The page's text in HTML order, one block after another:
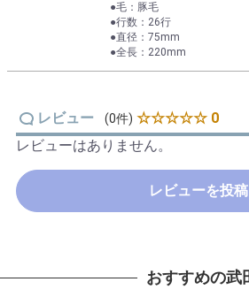
●毛：豚毛
●行数：26行
●直径：75mm
●全長：220mm
レビュー (0件) ☆☆☆☆☆ 0
レビューはありません。
レビューを投稿
おすすめの武